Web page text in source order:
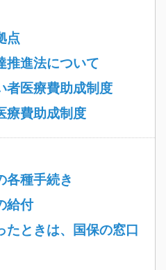
点
推進法について
者医療費助成制度
療費助成制度
各種手続き
給付
たときは、国保の窓口